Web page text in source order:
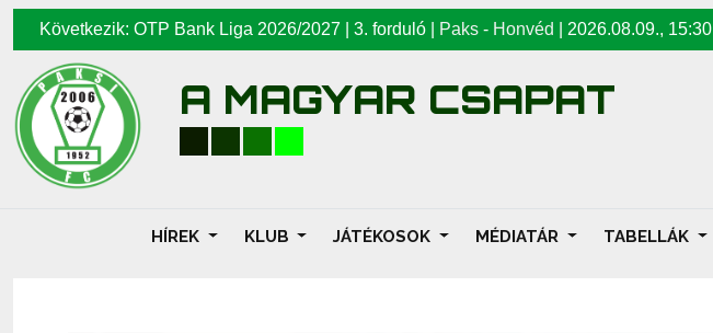
Következik: OTP Bank Liga 2026/2027 | 3. forduló | Paks - Honvéd 2026.08.09., 15:30
A MAGYAR CSAPAT
HÍREK KLUB JÁTÉKOSOK MÉDIATÁR TABELLÁK